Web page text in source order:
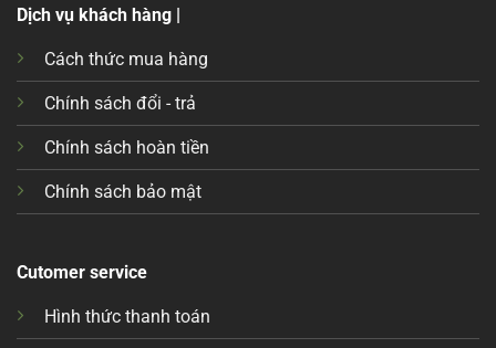
Dịch vụ khách hàng |
Cách thức mua hàng
Chính sách đổi - trả
Chính sách hoàn tiền
Chính sách bảo mật
Cutomer service
Hình thức thanh toán